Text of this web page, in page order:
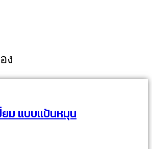
ง
ยม แบบแป้นหมุน